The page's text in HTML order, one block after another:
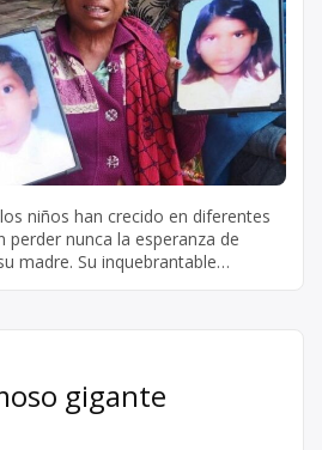
niños han crecido en diferentes
perder nunca la esperanza de
madre. Su inquebrantable
gigante